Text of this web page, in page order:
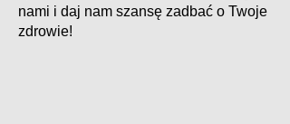
nami i daj nam szansę zadbać o Twoje
zdrowie!